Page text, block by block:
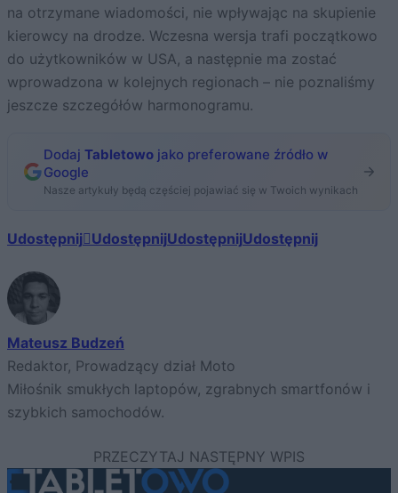
na otrzymane wiadomości, nie wpływając na skupienie
kierowcy na drodze. Wczesna wersja trafi początkowo
do użytkowników w USA, a następnie ma zostać
wprowadzona w kolejnych regionach – nie poznaliśmy
jeszcze szczegółów harmonogramu.
Dodaj Tabletowo jako preferowane źródło w
Google
Nasze artykuły będą częściej pojawiać się w Twoich wynikach
Udostępnij UdostępnijUdostępnijUdostępnij
Mateusz Budzeń
Redaktor, Prowadzący dział Moto
Miłośnik smukłych laptopów, zgrabnych smartfonów i
szybkich samochodów.